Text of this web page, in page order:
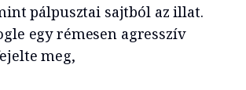
pálpusztai sajtból az illat.
egy rémesen agresszív
meg,